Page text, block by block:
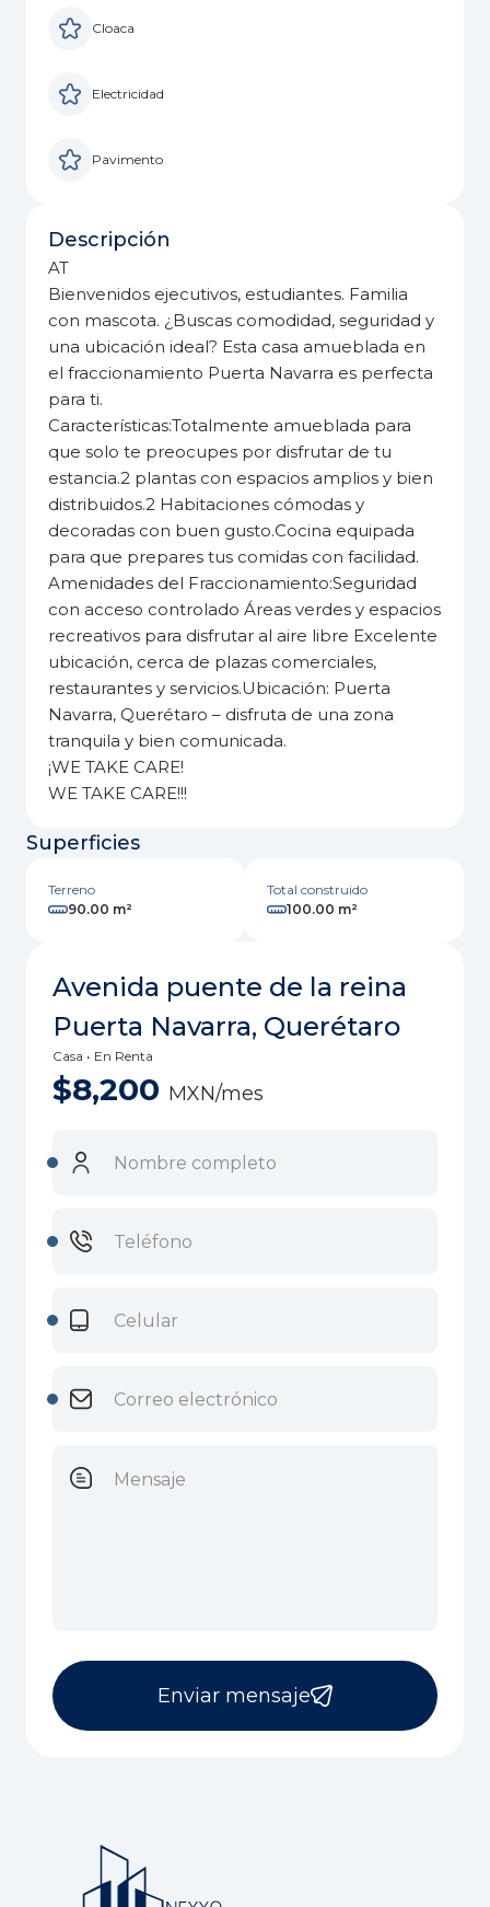
Cloaca
Electricidad
Pavimento
Descripción
AT
Bienvenidos ejecutivos, estudiantes. Familia
con mascota. ¿Buscas comodidad, seguridad y
una ubicación ideal? Esta casa amueblada en
el fraccionamiento Puerta Navarra es perfecta
para ti.
Características:Totalmente amueblada para
que solo te preocupes por disfrutar de tu
estancia.2 plantas con espacios amplios y bien
distribuidos.2 Habitaciones cómodas y
decoradas con buen gusto.Cocina equipada
para que prepares tus comidas con facilidad.
Amenidades del Fraccionamiento:Seguridad
con acceso controlado Áreas verdes y espacios
recreativos para disfrutar al aire libre Excelente
ubicación, cerca de plazas comerciales,
restaurantes y servicios.Ubicación: Puerta
Navarra, Querétaro – disfruta de una zona
tranquila y bien comunicada.
¡WE TAKE CARE!
WE TAKE CARE!!!
Avenida puente de la reina
Puerta Navarra, Querétaro
Casa • En Renta
$8,200 MXN/mes
Enviar mensaje
Superficies
Terreno
90.00 m²
Total construido
100.00 m²